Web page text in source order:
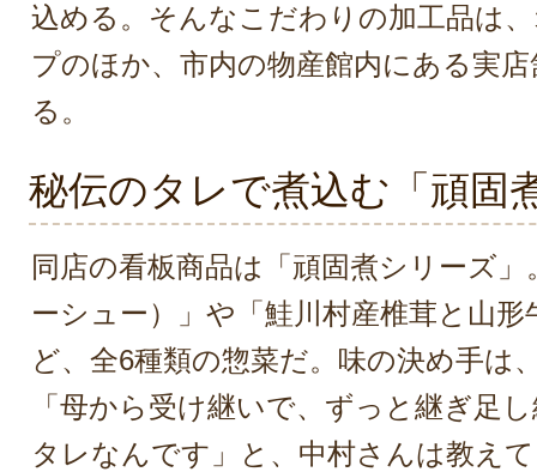
込める。そんなこだわりの加工品は
プのほか、市内の物産館内にある実
る。
秘伝のタレで煮込む「頑固
同店の看板商品は「頑固煮シリーズ
ーシュー）」や「鮭川村産椎茸と山形
ど、全6種類の惣菜だ。味の決め手は
「母から受け継いで、ずっと継ぎ足
タレなんです」と、中村さんは教え